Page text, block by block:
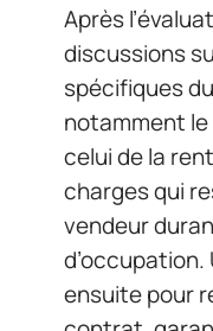
Après
discussions
spécifiques
notamment
celui de la
charges qui
vendeur
ensuite pour